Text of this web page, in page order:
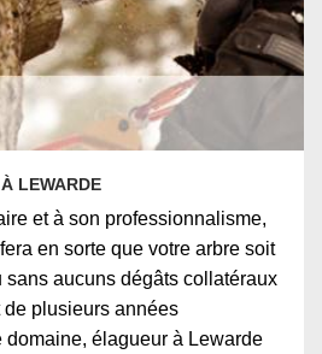
LEWARDE
et à son professionnalisme,
en sorte que votre arbre soit
sans aucuns dégâts collatéraux
de plusieurs années
domaine, élagueur à Lewarde